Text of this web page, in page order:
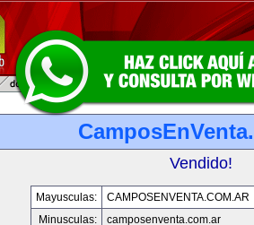
Vendido!
Mayusculas:
CAMPOSENVENTA.COM.AR
Minusculas:
camposenventa.com.ar